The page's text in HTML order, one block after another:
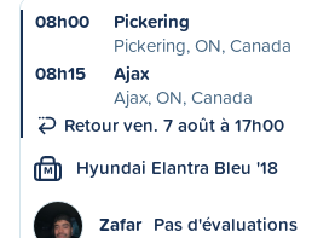
08h00
Pickering
Pickering, ON, Canada
08h15
Ajax
Ajax, ON, Canada
Retour ven. 7 août à 17h00
M Hyundai Elantra Bleu '18
Zafar Pas d'évaluations